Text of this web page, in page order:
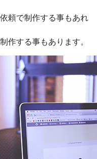
頼で制作する事もあれ
作する事もあります。